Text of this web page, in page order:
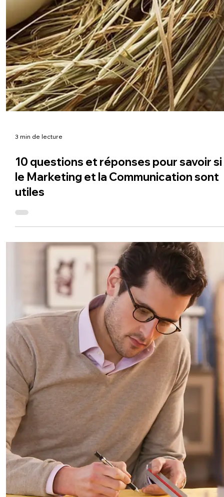
3 min de lecture
10 questions et réponses pour savoir si
le Marketing et la Communication sont
utiles